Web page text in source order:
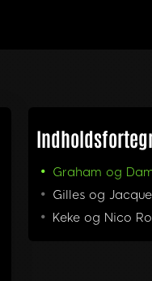
Graham og
Gilles og
Keke og Nico